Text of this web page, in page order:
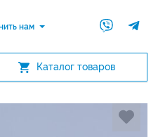
нам
Каталог товаров